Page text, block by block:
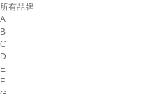
所有品牌
A
B
C
D
E
F